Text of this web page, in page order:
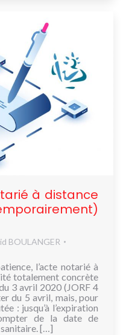
à distance
BOULANGER
l’acte notarié à
totalement concrète
3 avril 2020 (JORF 4
du 5 avril, mais, pour
: jusqu’à l’expiration
de la date de
sanitaire. […]